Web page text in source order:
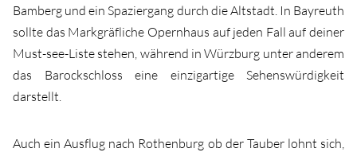
Bamberg und ein Spaziergang durch die Altstadt. In Bayreuth
sollte das Markgräfliche Opernhaus auf jeden Fall auf deiner
Must-see-Liste stehen, während in Würzburg unter anderem
das Barockschloss eine einzigartige Sehenswürdigkeit
darstellt.
Auch ein Ausflug nach Rothenburg ob der Tauber lohnt sich,